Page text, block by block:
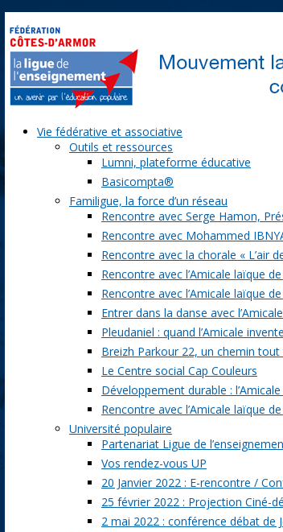
Vie fédérative et associative
Outils et ressources
Lumni, plateforme éducative
Basicompta®
Familigue, la force d’un réseau
Rencontre avec Serge Hamon,
Rencontre avec Mohammed
Rencontre avec la chorale « L’air
Rencontre avec l’Amicale laïque
Rencontre avec l’Amicale laïque
Entrer dans la danse avec
Pleudaniel : quand l’Amicale
Breizh Parkour 22, un chemin tout
Le Centre social Cap Couleurs
Développement durable :
Rencontre avec l’Amicale laïque
Université populaire
Partenariat Ligue de
Vos rendez-vous UP
20 Janvier 2022 : E-rencontre /
25 février 2022 : Projection Ciné-
2 mai 2022 : conférence débat de